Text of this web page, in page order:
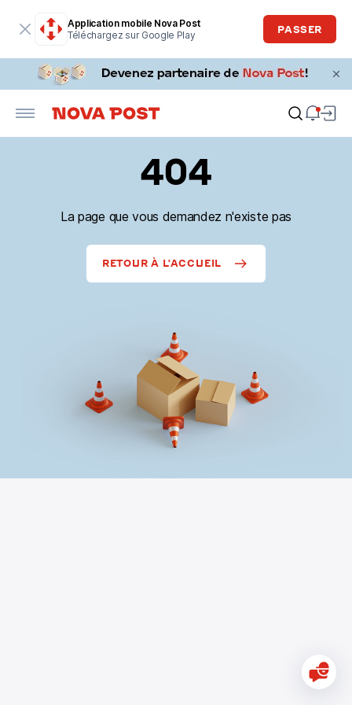
Application mobile Nova Post
Téléchargez sur Google Play
PASSER
404
La page que vous demandez n'existe pas
RETOUR À L'ACCUEIL